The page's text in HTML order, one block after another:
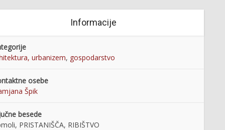
Informacije
urbanizem, gospodarstvo
osebe
Špik
besede
PRISTANIŠČA, RIBIŠTVO